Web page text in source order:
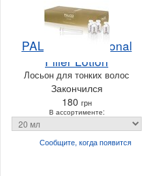
PALCO Professional
Filler Lotion
Лосьон для тонких волос
Закончился
180 грн
В ассортименте:
Сообщите, когдапоявится